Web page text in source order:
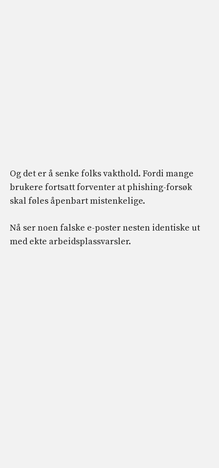
Og det er å senke folks vakthold. Fordi mange
brukere fortsatt forventer at phishing-forsøk
skal føles åpenbart mistenkelige.
Nå ser noen falske e-poster nesten identiske ut
med ekte arbeidsplassvarsler.